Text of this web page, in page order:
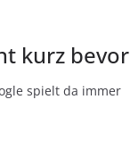
kurz bevor
spielt da immer